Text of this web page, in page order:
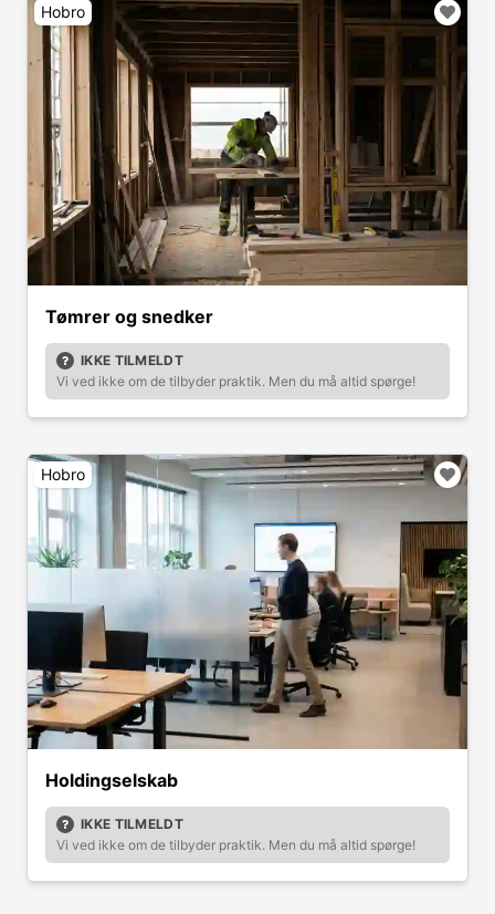
Hobro
Tømrer og snedker
IKKE TILMELDT
Vi ved ikke om de tilbyder praktik. Men du må altid spørge!
Hobro
Holdingselskab
IKKE TILMELDT
Vi ved ikke om de tilbyder praktik. Men du må altid spørge!